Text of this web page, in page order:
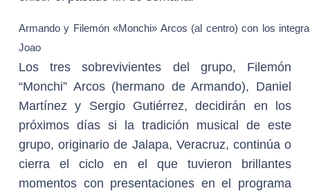
Armando y Filemón «Monchi» Arcos (al centro) con los
Joao
Los tres sobrevivientes del grupo, Filemón
“Monchi” Arcos (hermano de Armando), Daniel
Martínez y Sergio Gutiérrez, decidirán en los
próximos días si la tradición musical de este
grupo, originario de Jalapa, Veracruz, continúa o
cierra el ciclo en el que tuvieron brillantes
momentos con presentaciones en el programa